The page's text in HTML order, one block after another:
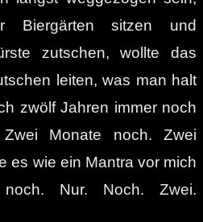
Biergärten sitzen und
zutschen, wollte das
leiten, was man halt
zwölf Jahren immer noch
Monate noch. Zwei
es wie ein Mantra vor mich
Nur. Noch. Zwei.